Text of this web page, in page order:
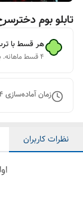
تابلو بوم دخترسرخ
هر قسط با
۴ قسط ماهانه. بدون سود، چک و ضامن.
زمان آماده‌سازی
نظرات کاربران